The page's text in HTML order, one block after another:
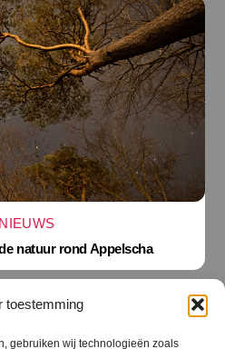
toestemming
gebruiken wij technologieën zoals
natuur rond Appelscha